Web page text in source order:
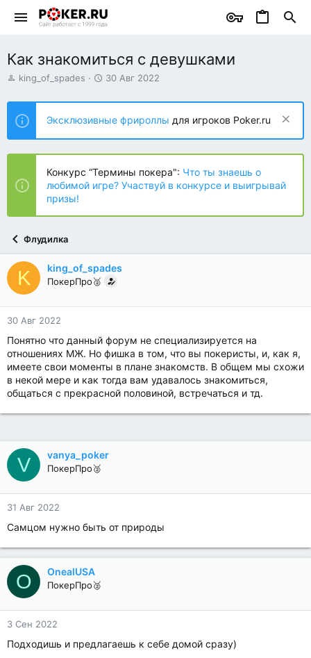
Как знакомиться с девушками
А
т
о
р
т
е
ы
king_of_spades
Д
т
н
а
ч
л
а
30 Авг 2022
Эксклюзивные фрироллы для игроков Poker.ru
Конкурс “Термины покера": Что ты знаешь о
любимой игре? Участвуй в конкурсе и выигрывай
призы!
Флудилка
K king_of_spades
ПокерПро🥈
30 Авг 2022
Понятно что данный форум не специализируется на
отношениях МЖ. Но фишка в том, что вы покеристы, и, как я,
имеете свои моменты в плане знакомств. В общем мы схожи
в некой мере и как тогда вам удавалось знакомиться,
общаться с прекрасной половиной, встречаться и тд.
V vanya_poker
ПокерПро🥈
31 Авг 2022
Самцом нужно быть от природы
O OnealUSA
ПокерПро🥈
3 Сен 2022
Подходишь и предлагаешь к себе домой сразу)